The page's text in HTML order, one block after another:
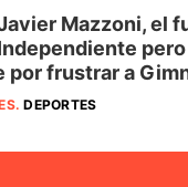
Mazzoni, el
pero
por frustrar a
.DEPORTES